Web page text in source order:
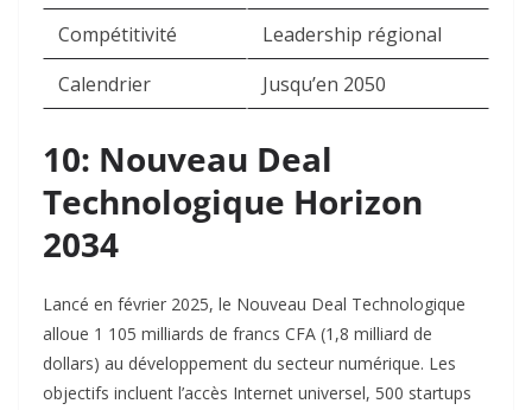
Compétitivité
Leadership régional
Calendrier
Jusqu’en 2050
10: Nouveau Deal
Technologique Horizon
2034
Lancé en février 2025, le Nouveau Deal Technologique
alloue 1 105 milliards de francs CFA (1,8 milliard de
dollars) au développement du secteur numérique. Les
objectifs incluent l’accès Internet universel, 500 startups